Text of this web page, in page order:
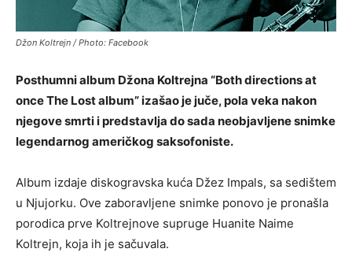
Džon Koltrejn / Photo: Facebook
Posthumni album Džona Koltrejna “Both directions at
once The Lost album” izašao je juče, pola veka nakon
njegove smrti i predstavlja do sada neobjavljene snimke
legendarnog američkog saksofoniste.
Album izdaje diskogravska kuća Džez Impals, sa sedištem
u Njujorku. Ove zaboravljene snimke ponovo je pronašla
porodica prve Koltrejnove supruge Huanite Naime
Koltrejn, koja ih je sačuvala.